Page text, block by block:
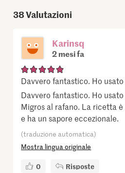
38Valutazioni
Karinsq
2 mesi fa
Davvero fantastico. Ho
Davvero fantastico. Ho
Migros al rafano. La ricetta
e ha un sapore eccezionale.
(traduzione automatica)
Mostra lingua originale
0 Risposte